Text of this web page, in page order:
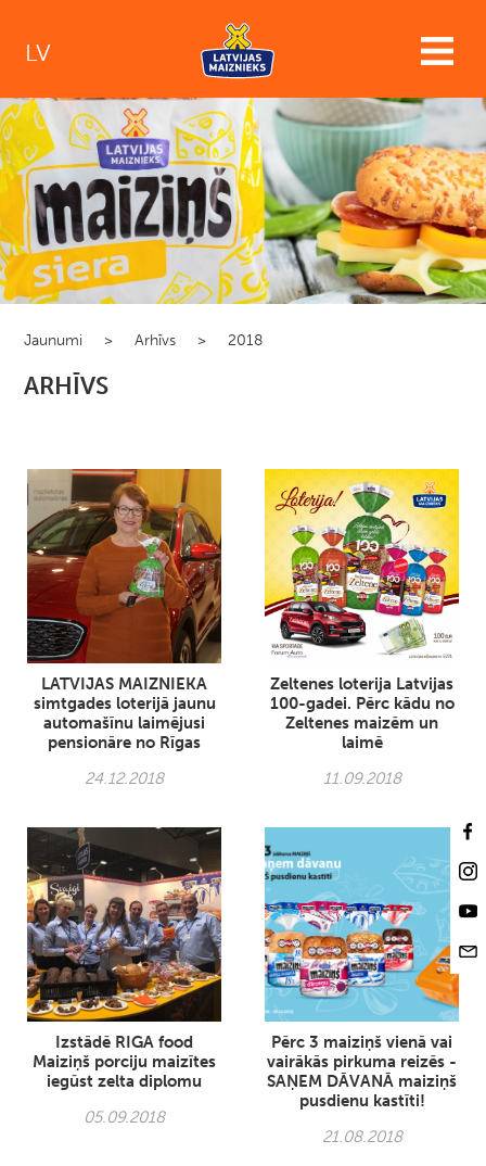
LV
Jaunumi > Arhīvs > 2018
ARHĪVS
LATVIJAS MAIZNIEKA
simtgades loterijā jaunu
automašīnu laimējusi
pensionāre no Rīgas
24.12.2018
Zeltenes loterija Latvijas
100-gadei. Pērc kādu no
Zeltenes maizēm un
laimē
11.09.2018
Izstādē RIGA food
Maiziņš porciju maizītes
iegūst zelta diplomu
05.09.2018
Pērc 3 maiziņš vienā vai
vairākās pirkuma reizēs -
SAŅEM DĀVANĀ maiziņš
pusdienu kastīti!
21.08.2018